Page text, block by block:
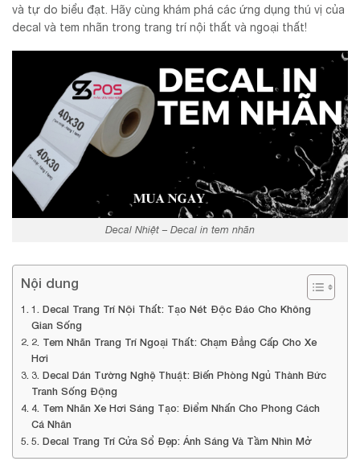
và tự do biểu đạt. Hãy cùng khám phá các ứng dụng thú vị của
decal và tem nhãn trong trang trí nội thất và ngoại thất!
Decal Nhiệt – Decal in tem nhãn
Nội dung
1. Decal Trang Trí Nội Thất: Tạo Nét Độc Đáo Cho Không
Gian Sống
2. Tem Nhãn Trang Trí Ngoại Thất: Chạm Đẳng Cấp Cho Xe
Hơi
3. Decal Dán Tường Nghệ Thuật: Biến Phòng Ngủ Thành Bức
Tranh Sống Động
4. Tem Nhãn Xe Hơi Sáng Tạo: Điểm Nhấn Cho Phong Cách
Cá Nhân
5. Decal Trang Trí Cửa Sổ Đẹp: Ánh Sáng Và Tầm Nhìn Mở